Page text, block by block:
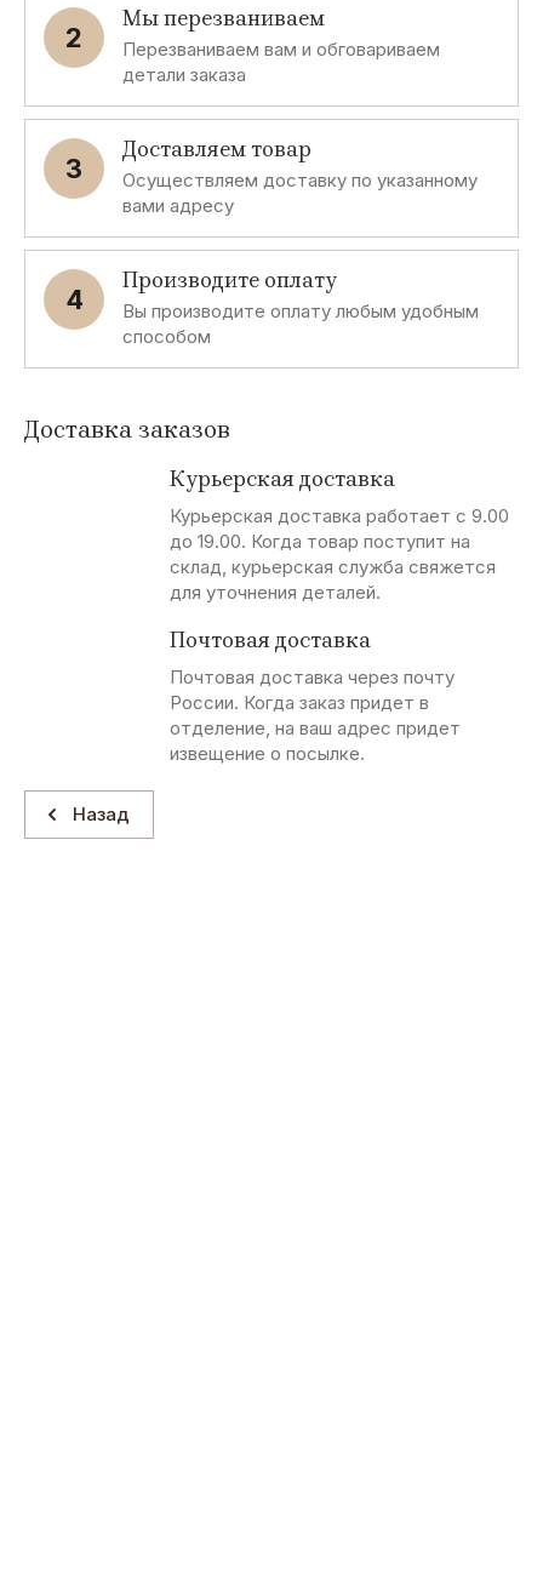
2
Мы перезваниваем
Перезваниваем вам и обговариваем
детали заказа
3
Доставляем товар
Осуществляем доставку по указанному
вами адресу
4
Производите оплату
Вы производите оплату любым удобным
способом
Доставка заказов
Курьерская доставка
Курьерская доставка работает с 9.00
до 19.00. Когда товар поступит на
склад, курьерская служба свяжется
для уточнения деталей.
Почтовая доставка
Почтовая доставка через почту
России. Когда заказ придет в
отделение, на ваш адрес придет
извещение о посылке.
Назад